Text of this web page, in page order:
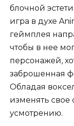
блочной
игра в духе
геймплея
чтобы в нее
персонажей,
заброшенная
Обладая
изменять
усмотрению.